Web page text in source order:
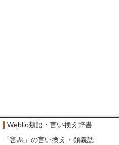
Weblio類語・言い換え辞書
「害悪 」の言い換え・類義語